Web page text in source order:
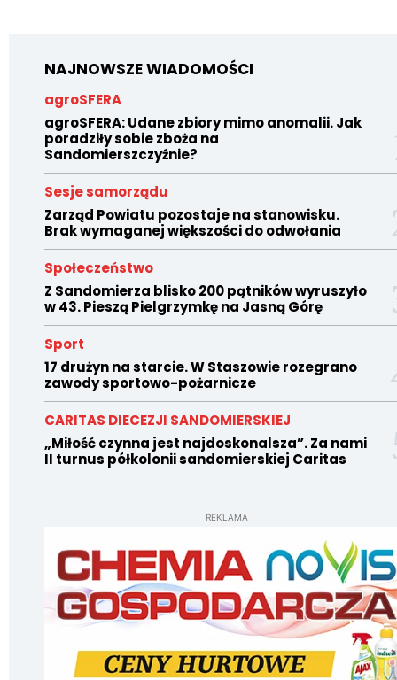
NAJNOWSZE WIADOMOŚCI
agroSFERA
agroSFERA: Udane zbiory mimo anomalii. Jak
poradziły sobie zboża na
Sandomierszczyźnie?
Sesje samorządu
Zarząd Powiatu pozostaje na stanowisku.
Brak wymaganej większości do odwołania
Społeczeństwo
Z Sandomierza blisko 200 pątników wyruszyło
w 43. Pieszą Pielgrzymkę na Jasną Górę
Sport
17 drużyn na starcie. W Staszowie rozegrano
zawody sportowo-pożarnicze
CARITAS DIECEZJI SANDOMIERSKIEJ
„Miłość czynna jest najdoskonalsza”. Za nami
II turnus półkolonii sandomierskiej Caritas
REKLAMA